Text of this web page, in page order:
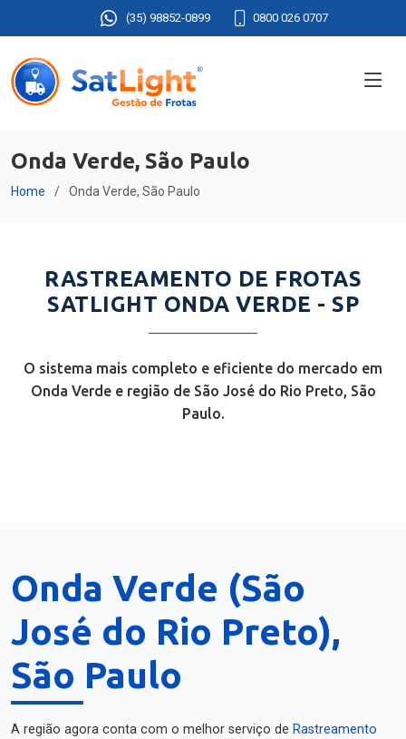
(35) 98852-0899 0800 026 0707
Onda Verde, São Paulo
Home Onda Verde, São Paulo
RASTREAMENTO DE FROTAS
SATLIGHT ONDA VERDE - SP
O sistema mais completo e eficiente do mercado em
Onda Verde e região de São José do Rio Preto, São
Paulo.
Onda Verde (São
José do Rio Preto),
São Paulo
A região agora conta com o melhor serviço de Rastreamento